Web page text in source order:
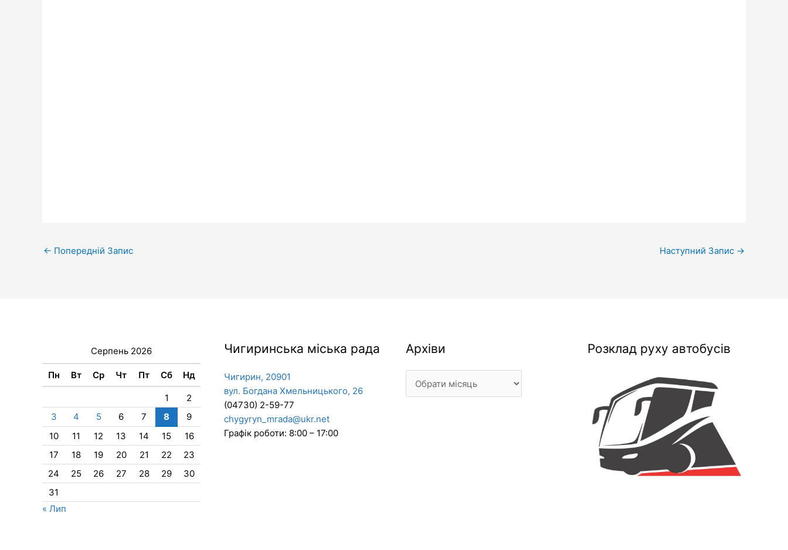
← Попередній Запис Наступний Запис →
Серпень 2026
Пн Вт Ср Чт Пт Сб Нд
1
2
3
4 5 6 7 8
9
10
11 12 13 14 15
16
17
18 19 20 21 22
23
24
25 26 27 28 29
30
31
« Лип
Чигиринська міська рада
Чигирин, 20901
вул. Богдана Хмельницького, 26
(04730) 2-59-77
chygyryn_mrada@ukr.net
Графік роботи: 8:00 – 17:00
Архіви
Архіви Розклад руху автобусів